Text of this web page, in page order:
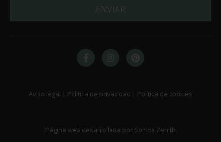
¡ENVIAR!
Aviso legal | Política de privacidad | Política de cookies
Página web desarrollada por Somos Zenith